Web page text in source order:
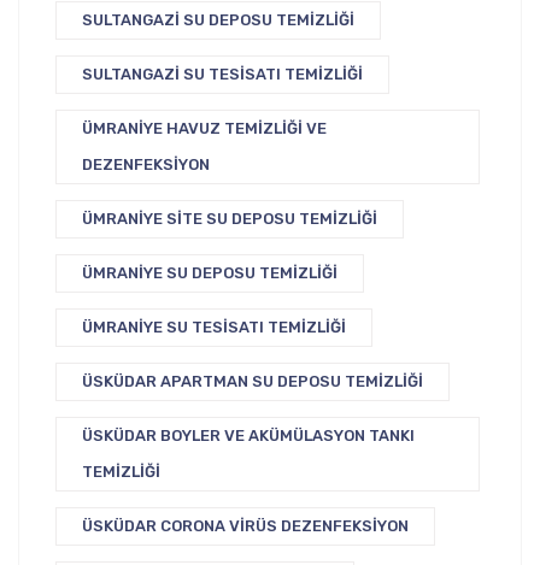
SULTANGAZI SU DEPOSU TEMIZLIĞI
SULTANGAZI SU TESISATI TEMIZLIĞI
ÜMRANIYE HAVUZ TEMIZLIĞI VE
DEZENFEKSIYON
ÜMRANIYE SITE SU DEPOSU TEMIZLIĞI
ÜMRANIYE SU DEPOSU TEMIZLIĞI
ÜMRANIYE SU TESISATI TEMIZLIĞI
ÜSKÜDAR APARTMAN SU DEPOSU TEMIZLIĞI
ÜSKÜDAR BOYLER VE AKÜMÜLASYON TANKI
TEMIZLIĞI
ÜSKÜDAR CORONA VIRÜS DEZENFEKSIYON